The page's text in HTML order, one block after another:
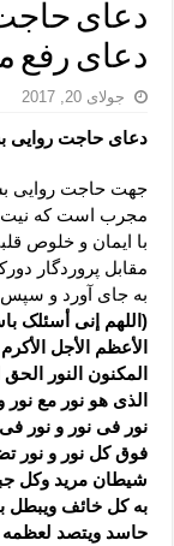
مهم ترین اذکار
دعا برای ترس بچه
لا حول ولا قوة الا
دعای قوی رفع ترس
دعا برای پولدار
دعای
دعای رفع
جولای 20, 2017
دعای حاجت روایی
جهت حاجت روایی
مجرب است که نیت
با ایمان و خلوص
مقابل پروردگار
به جای آورد و
(اللهم إنی أسئلک
الأعظم الأجل
المکنون النور الحق
الذی هو نور مع نور
نور فی نور و نور
فوق کل نور و نور
شیطان مرید وکل
به کل خائف
حاسد ویتصد لعظمه